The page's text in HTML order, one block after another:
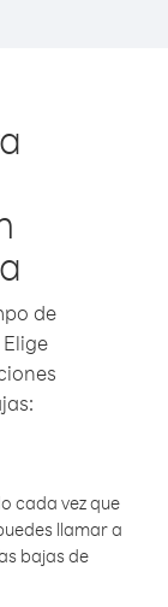
de
cada vez que
llamar a
bajas de